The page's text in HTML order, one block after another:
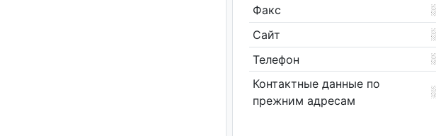
Факс
Сайт
Телефон
Контактные данные по
прежним адресам